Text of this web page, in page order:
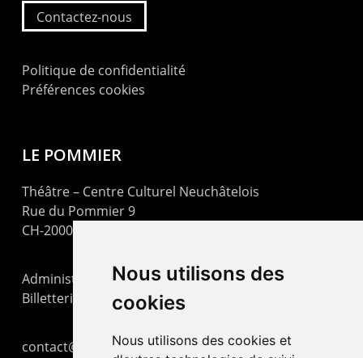
Nous utilisons des
cookies
Nous utilisons des cookies et
Contactez-nous
Politique de confidentialité
Préférences cookies
LE POMMIER
Théâtre – Centre Culturel Neuchâtelois
Rue du Pommier 9
CH-2000 Neuchâtel
Administration : +41 32 725 03 03
Billetterie : +41 32 725 05 05
contact@lepommier.ch